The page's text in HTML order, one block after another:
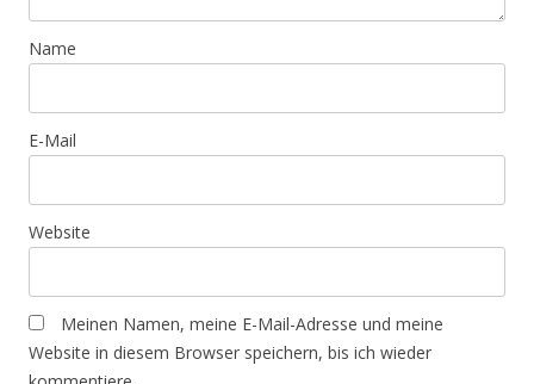
Name
E-Mail
Website
Meinen Namen, meine E-Mail-Adresse und meine
Website in diesem Browser speichern, bis ich wieder